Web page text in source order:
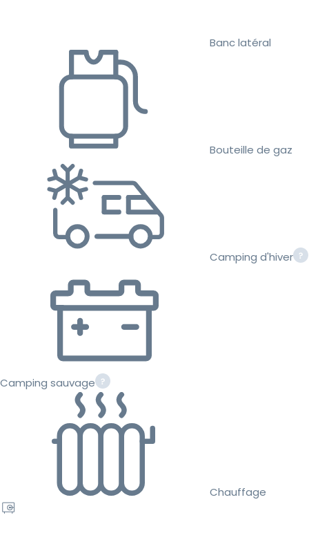
Banc latéral
Bouteille de gaz
Camping d'hiver
Camping sauvage
Chauffage